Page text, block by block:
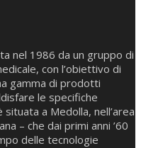
nel 1986 da un gruppo di
con l’obiettivo di
gamma di prodotti
le specifiche
a Medolla, nell’area
– che dai primi anni ’60
delle tecnologie